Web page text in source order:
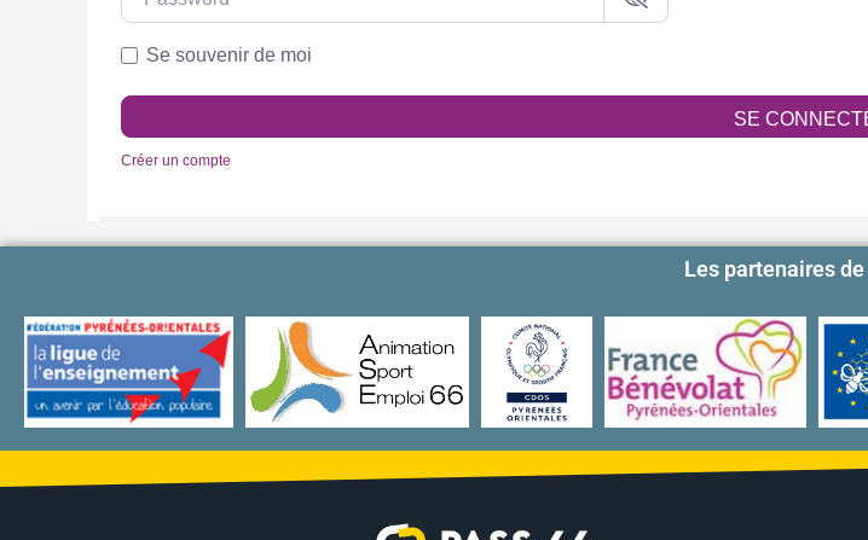
Se souvenir de moi
SE
Créer un compte
Les partenaires